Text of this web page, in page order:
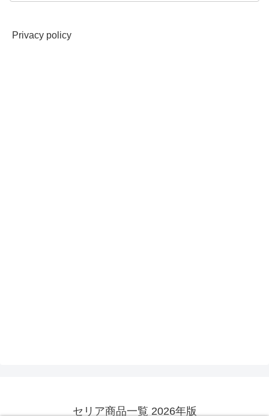
Privacy policy
セリア商品一覧 2026年版